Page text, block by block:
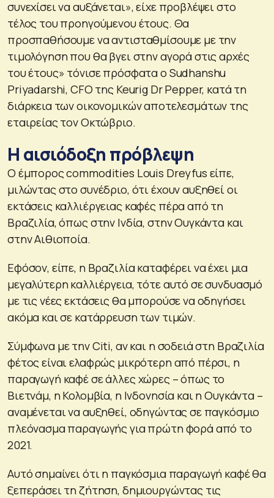
συνεχίσει να αυξάνεται», είχε προβλέψει στο
τέλος του προηγούμενου έτους. Θα
προσπαθήσουμε να αντισταθμίσουμε με την
τιμολόγηση που θα βγει στην αγορά στις αρχές
του έτους» τόνισε πρόσφατα ο Sudhanshu
Priyadarshi, CFO της Keurig Dr Pepper, κατά τη
διάρκεια των οικονομικών αποτελεσμάτων της
εταιρείας τον Οκτώβριο.
Η αισιόδοξη πρόβλεψη
Ο έμπορος commodities Louis Dreyfus είπε,
μιλώντας στο συνέδριο, ότι έχουν αυξηθεί οι
εκτάσεις καλλιέργειας καφές πέρα από τη
Βραζιλία, όπως στην Ινδία, στην Ουγκάντα και
στην Αιθιοποία.
Εφόσον, είπε, η Βραζιλία καταφέρει να έχει μια
μεγαλύτερη καλλιέργεια, τότε αυτό σε συνδυασμό
με τις νέες εκτάσεις θα μπορούσε να οδηγήσει
ακόμα και σε κατάρρευση των τιμών.
Σύμφωνα με την Citi, αν και η σοδειά στη Βραζιλία
φέτος είναι ελαφρώς μικρότερη από πέρσι, η
παραγωγή καφέ σε άλλες χώρες – όπως το
Βιετνάμ, η Κολομβία, η Ινδονησία και η Ουγκάντα –
αναμένεται να αυξηθεί, οδηγώντας σε παγκόσμιο
πλεόνασμα παραγωγής για πρώτη φορά από το
2021.
Αυτό σημαίνει ότι η παγκόσμια παραγωγή καφέ θα
ξεπεράσει τη ζήτηση, δημιουργώντας τις